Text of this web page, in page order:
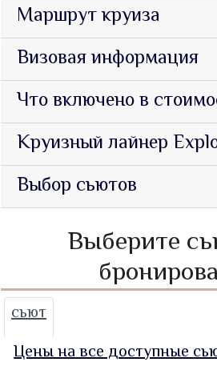
Маршрут круиза
Визовая информация
Что включено в
Круизный лайнер
Выбор сьютов
Выберите
сьют
Цены на все доступные